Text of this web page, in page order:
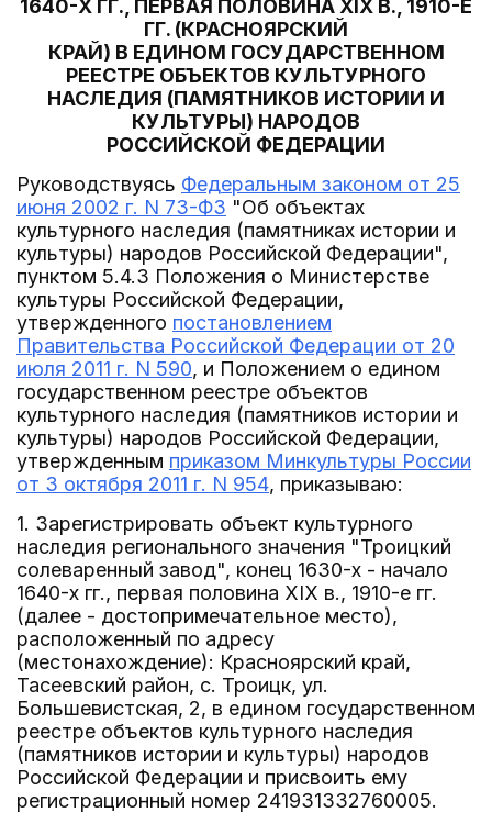
1640-Х ГГ., ПЕРВАЯ ПОЛОВИНА XIX В., 1910-Е
ГГ. (КРАСНОЯРСКИЙ
КРАЙ) В ЕДИНОМ ГОСУДАРСТВЕННОМ
РЕЕСТРЕ ОБЪЕКТОВ КУЛЬТУРНОГО
НАСЛЕДИЯ (ПАМЯТНИКОВ ИСТОРИИ И
КУЛЬТУРЫ) НАРОДОВ
РОССИЙСКОЙ ФЕДЕРАЦИИ
Руководствуясь Федеральным законом от 25
июня 2002 г. N 73-ФЗ "Об объектах
культурного наследия (памятниках истории и
культуры) народов Российской Федерации",
пунктом 5.4.3 Положения о Министерстве
культуры Российской Федерации,
утвержденного постановлением
Правительства Российской Федерации от 20
июля 2011 г. N 590, и Положением о едином
государственном реестре объектов
культурного наследия (памятников истории и
культуры) народов Российской Федерации,
утвержденным приказом Минкультуры России
от 3 октября 2011 г. N 954, приказываю:
1. Зарегистрировать объект культурного
наследия регионального значения "Троицкий
солеваренный завод", конец 1630-х - начало
1640-х гг., первая половина XIX в., 1910-е гг.
(далее - достопримечательное место),
расположенный по адресу
(местонахождение): Красноярский край,
Тасеевский район, с. Троицк, ул.
Большевистская, 2, в едином государственном
реестре объектов культурного наследия
(памятников истории и культуры) народов
Российской Федерации и присвоить ему
регистрационный номер 241931332760005.